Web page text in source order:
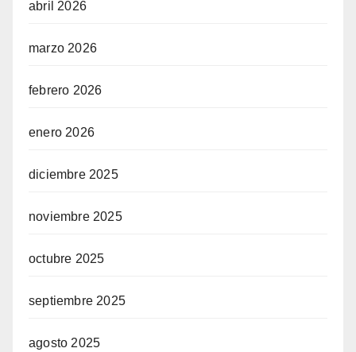
abril 2026
marzo 2026
febrero 2026
enero 2026
diciembre 2025
noviembre 2025
octubre 2025
septiembre 2025
agosto 2025